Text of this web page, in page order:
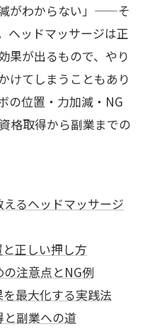
がわからない」——そ
ヘッドマッサージは正
果が出るもので、やり
けてしまうこともあり
の位置・力加減・NG
格取得から副業までの
るヘッドマッサージ
正しい押し方
注意点とNG例
最大化する実践法
副業への道